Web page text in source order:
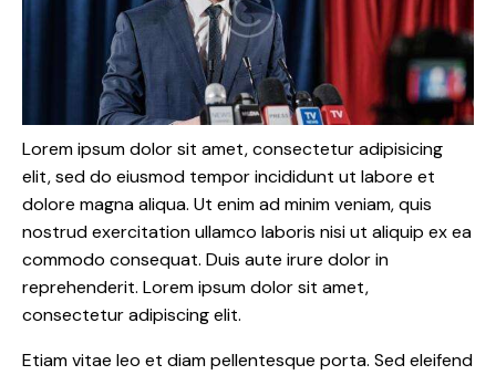
Lorem ipsum dolor sit amet, consectetur adipisicing
elit, sed do eiusmod tempor incididunt ut labore et
dolore magna aliqua. Ut enim ad minim veniam, quis
nostrud exercitation ullamco laboris nisi ut aliquip ex ea
commodo consequat. Duis aute irure dolor in
reprehenderit. Lorem ipsum dolor sit amet,
consectetur adipiscing elit.
Etiam vitae leo et diam pellentesque porta. Sed eleifend